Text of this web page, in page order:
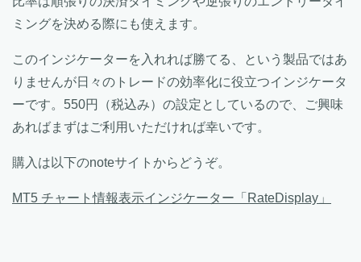
ミングを決める際にも使えます。
このインジケーターを入れれば勝てる、という製品ではあ
りませんが日々のトレードの効率化に役立つインジケータ
ーです。550円（税込み）の設定としているので、ご興味
あればまずはご利用いただければ幸いです。
購入は以下のnoteサイトからどうぞ。
MT5 チャート情報表示インジケーター「RateDisplay」